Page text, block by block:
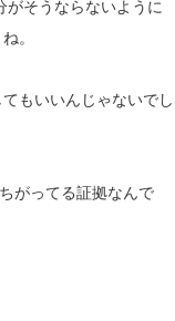
がそうならないように
。
もいいんじゃないでし
がってる証拠なんで